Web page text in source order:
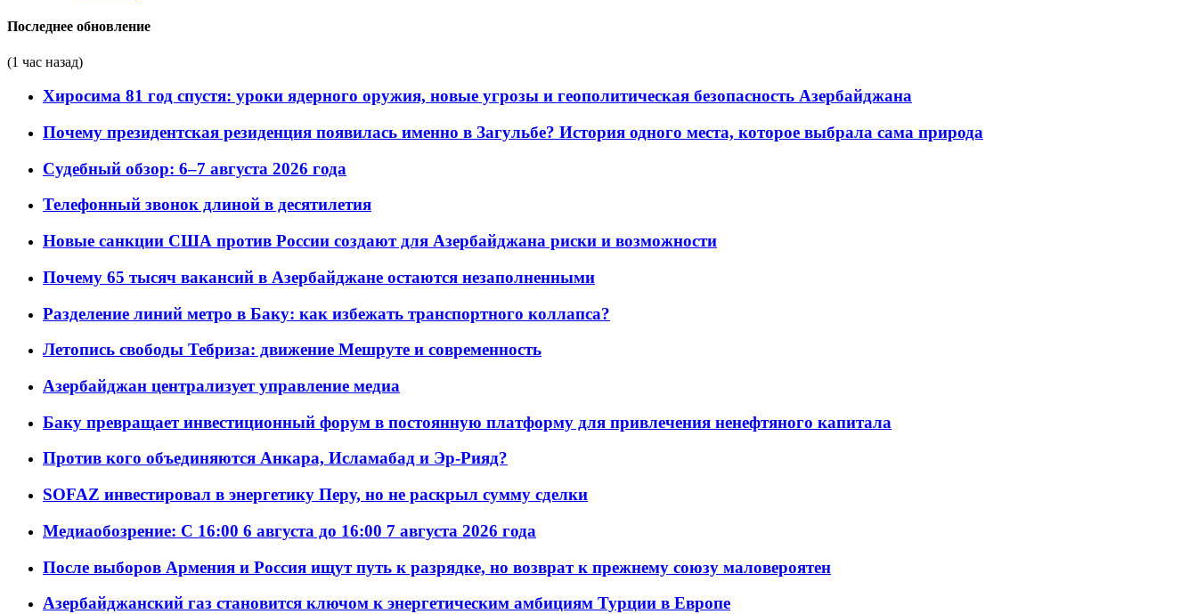
Последнее обновление
(1 час назад)
Хиросима 81 год спустя: уроки ядерного оружия, новые угрозы и геополитическая безопасность Азербайджана
Почему президентская резиденция появилась именно в Загульбе? История одного места, которое выбрала сама природа
Судебный обзор: 6–7 августа 2026 года
Телефонный звонок длиной в десятилетия
Новые санкции США против России создают для Азербайджана риски и возможности
Почему 65 тысяч вакансий в Азербайджане остаются незаполненными
Разделение линий метро в Баку: как избежать транспортного коллапса?
Летопись свободы Тебриза: движение Мешруте и современность
Азербайджан централизует управление медиа
Баку превращает инвестиционный форум в постоянную платформу для привлечения ненефтяного капитала
Против кого объединяются Анкара, Исламабад и Эр-Рияд?
SOFAZ инвестировал в энергетику Перу, но не раскрыл сумму сделки
Медиаобозрение: С 16:00 6 августа до 16:00 7 августа 2026 года
После выборов Армения и Россия ищут путь к разрядке, но возврат к прежнему союзу маловероятен
Азербайджанский газ становится ключом к энергетическим амбициям Турции в Европе